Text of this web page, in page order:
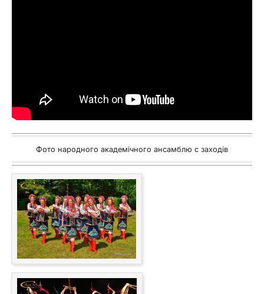
Фото народного академічного ансамблю с заходів